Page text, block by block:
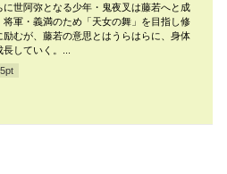
に世阿弥となる少年・鬼夜叉は藤若へと成
将軍・義満のため「天女の舞」を目指し修
励むが、藤若の意思とはうらはらに、身体
長していく。...
pt